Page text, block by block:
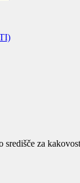
središče za